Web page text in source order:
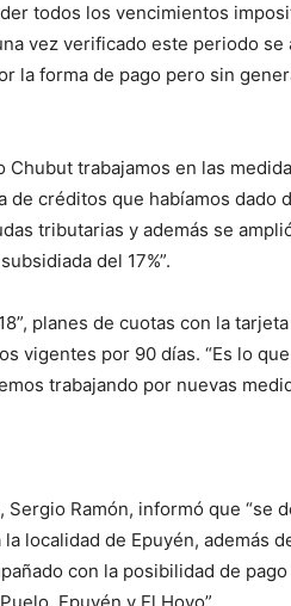
todos los vencimientos
vez verificado este periodo se
la forma de pago pero sin
Chubut trabajamos en las
créditos que habíamos dado
tributarias y además se
del 17%”.
planes de cuotas con la
vigentes por 90 días. “Es lo
trabajando por nuevas
Ramón, informó que “se
localidad de Epuyén, además
con la posibilidad de